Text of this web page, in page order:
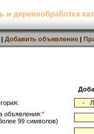
деревообработка
| Добавить объявление |
объявления:*
99 символов)